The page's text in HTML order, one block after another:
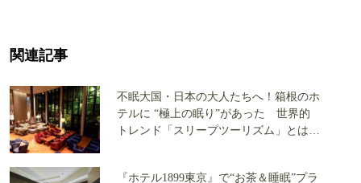
関連記事
不眠大国・日本の大人たちへ！箱根のホ
テルに “極上の眠り”があった 世界的
トレンド「スリープツーリズム」とは何
『ホテル1899東京』で“お茶＆睡眠”プラ